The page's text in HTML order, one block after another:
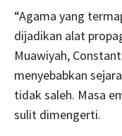
“Agama yang
dijadikan alat
Muawiyah,
menyebabkan
tidak saleh. Masa
sulit dimengerti.